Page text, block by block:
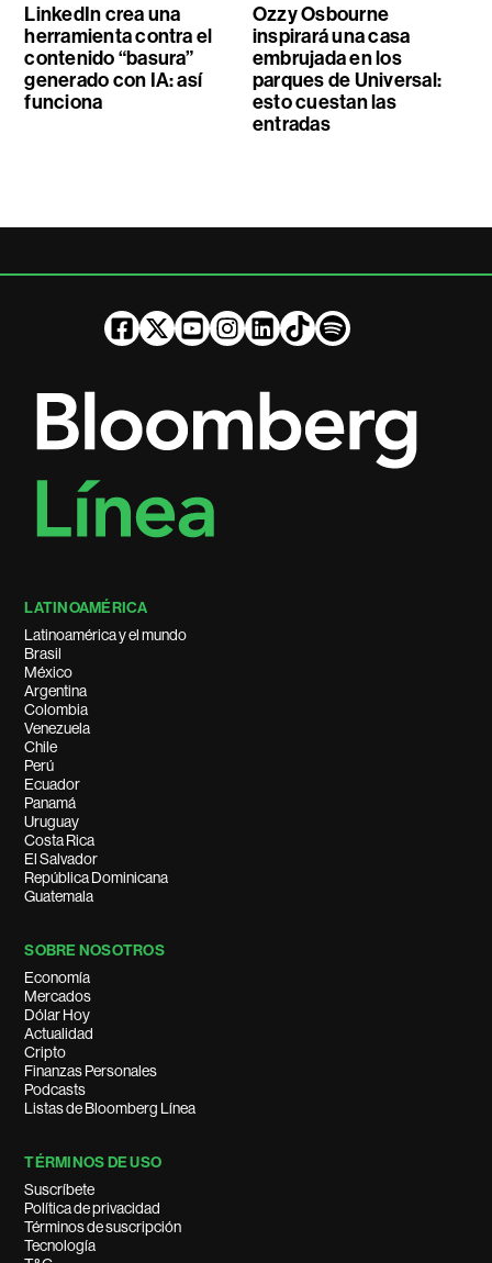
LinkedIn crea una
herramienta contra el
contenido “basura”
generado con IA: así
funciona
Ozzy Osbourne
inspirará una casa
embrujada en los
parques de Universal:
esto cuestan las
entradas
LATINOAMÉRICA
Latinoamérica y el mundo
Brasil
México
Argentina
Colombia
Venezuela
Chile
Perú
Ecuador
Panamá
Uruguay
Costa Rica
El Salvador
República Dominicana
Guatemala
SOBRE NOSOTROS
Economía
Mercados
Dólar Hoy
Actualidad
Cripto
Finanzas Personales
Podcasts
Listas de Bloomberg Línea
TÉRMINOS DE USO
Suscríbete
Política de privacidad
Términos de suscripción
Tecnología